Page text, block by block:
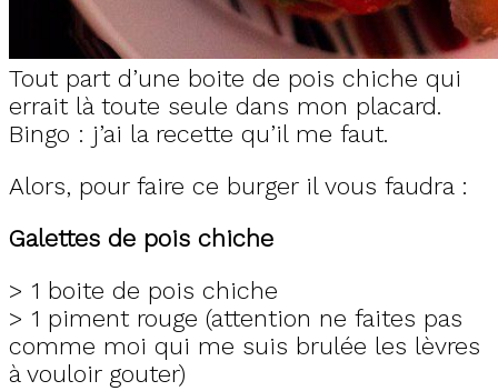
Tout part d’une boite de pois chiche qui
errait là toute seule dans mon placard.
Bingo : j’ai la recette qu’il me faut.
Alors, pour faire ce burger il vous faudra :
Galettes de pois chiche
> 1 boite de pois chiche
> 1 piment rouge (attention ne faites pas
comme moi qui me suis brulée les lèvres
à vouloir gouter)